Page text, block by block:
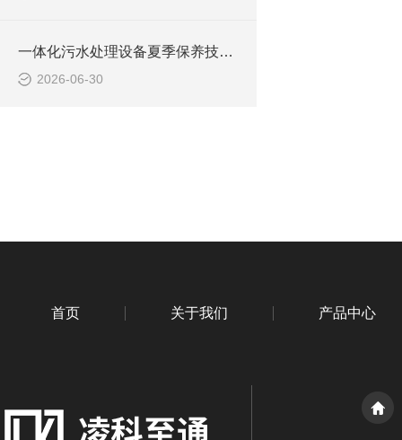
一体化污水处理设备夏季保养技巧 降低故障稳定达标
2026-06-30
首页 关于我们 产品中心